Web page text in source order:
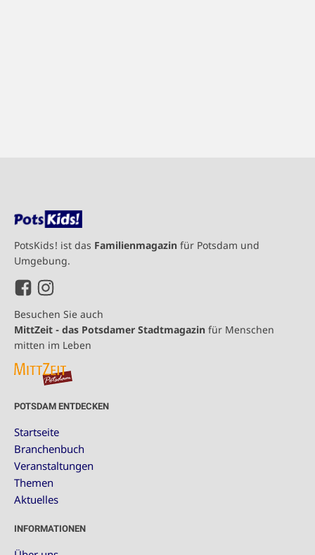
PotsKids! ist das Familienmagazin für Potsdam und
Umgebung.
Besuchen Sie auch
MittZeit - das Potsdamer Stadtmagazin für Menschen
mitten im Leben
POTSDAM ENTDECKEN
Startseite
Branchenbuch
Veranstaltungen
Themen
Aktuelles
INFORMATIONEN